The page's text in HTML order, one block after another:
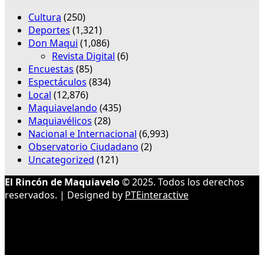
Cultura (250)
Deportes (1,321)
Don Maqui (1,086)
Revista Digital (6)
Encuestas (85)
Espectáculos (834)
Local (12,876)
Maquiavelando (435)
Maquiavélicos (28)
Nacional e Internacional (6,993)
Observatorio Ciudadano (2)
Uncategorized (121)
El Rincón de Maquiavelo© 2025. Todos los derechos
reservados. | Designed by PTEinteractive